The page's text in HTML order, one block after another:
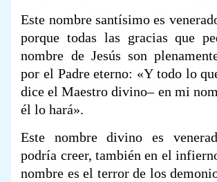
Este nombre santísimo es
porque todas las gracias que
nombre de Jesús son
por el Padre eterno: «Y todo lo
dice el Maestro divino– en mi
él lo hará».
Este nombre divino es
podría creer, también en el
nombre es el terror de los